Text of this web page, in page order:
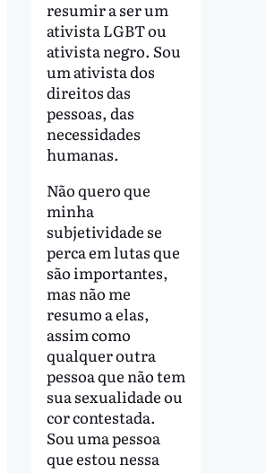
resumir a ser um
ativista LGBT ou
ativista negro. Sou
um ativista dos
direitos das
pessoas, das
necessidades
humanas.
Não quero que
minha
subjetividade se
perca em lutas que
são importantes,
mas não me
resumo a elas,
assim como
qualquer outra
pessoa que não tem
sua sexualidade ou
cor contestada.
Sou uma pessoa
que estou nessa